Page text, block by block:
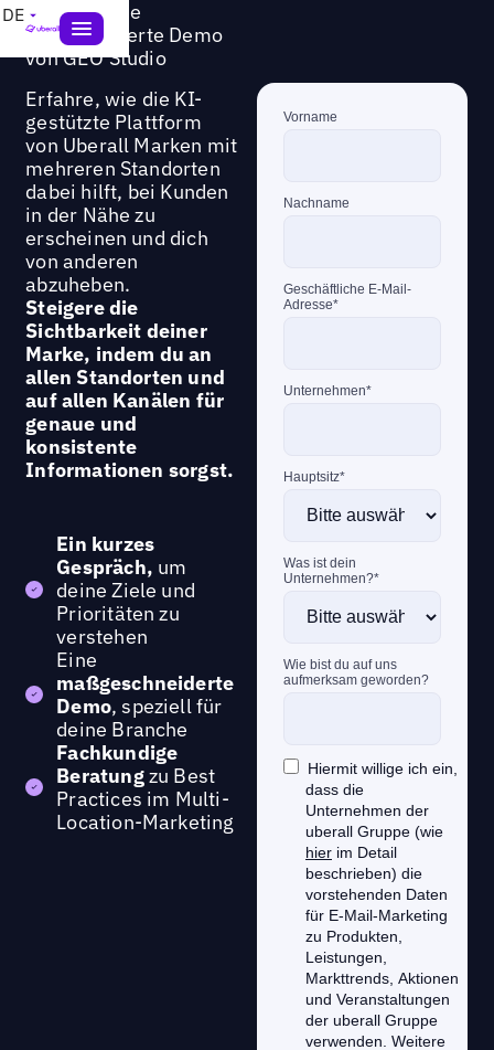
DE Hole dir eine
personalisierte Demo
von GEO Studio
Erfahre, wie die KI-
gestützte Plattform
von Uberall Marken mit
mehreren Standorten
dabei hilft, bei Kunden
in der Nähe zu
erscheinen und dich
von anderen
abzuheben.
Steigere die
Sichtbarkeit deiner
Marke, indem du an
allen Standorten und
auf allen Kanälen für
genaue und
konsistente
Informationen sorgst.
Ein kurzes
Gespräch, um
deine Ziele und
Prioritäten zu
verstehen
Eine
maßgeschneiderte
Demo, speziell für
deine Branche
Fachkundige
Beratungzu Best
Practices im Multi-
Location-Marketing